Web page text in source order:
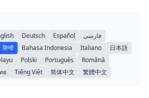
Deutsch Español
فارسی
हिन्दी Bahasa Indonesia Italiano
日本語
Polski Português
Română
ย Tiếng Việt 简体中文 繁體中文